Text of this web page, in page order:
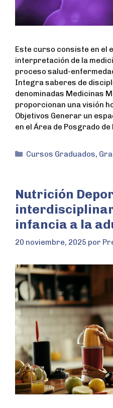
Este curso consiste en el
interpretación de la
proceso salud-
Integra saberes de
denominadas Medicinas
proporcionan una visión
Objetivos Generar un
en el Área de Posgrado
Cursos Graduados,
Nutrición
infancia a la
20 noviembre, 2025 por